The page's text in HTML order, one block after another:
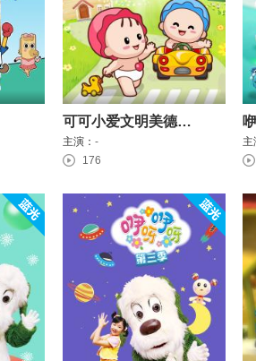
可可小爱文明美德系列
主演： -
176
主